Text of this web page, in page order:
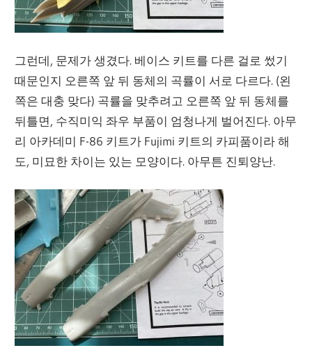
그런데, 문제가 생겼다. 베이스 키트를 다른 걸로 썼기
때문인지 오른쪽 앞 뒤 동체의 곡률이 서로 다르다. (왼
쪽은 대충 맞다) 곡률을 맞추려고 오른쪽 앞 뒤 동체를
뒤틀면, 수직미익 좌우 부품이 엄청나게 벌어진다. 아무
리 아카데미 F-86 키트가 Fujimi 키트의 카피품이라 해
도, 미묘한 차이는 있는 모양이다. 아무튼 진퇴양난.